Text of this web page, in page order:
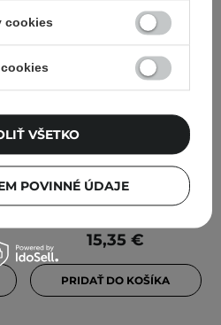
Elever Cosmetics - Ink
Line - Black - Ceruzka na
15,35 €
PRIDAŤ DO KOŠÍKA
cookies
POVINNÉ ÚDAJE
VŠETKO